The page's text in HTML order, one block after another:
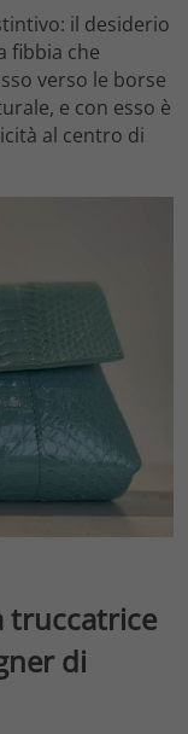
il desiderio
fibbia che
verso le borse
e con esso è
al centro di
truccatrice
di